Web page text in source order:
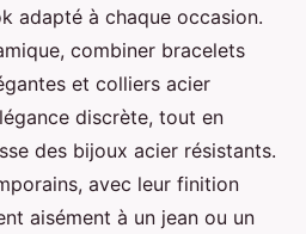
adapté à chaque occasion.
combiner bracelets
et colliers acier
discrète, tout en
des bijoux acier résistants.
avec leur finition
aisément à un jean ou un